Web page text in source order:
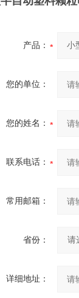
产品：
您的单位：
您的姓名：
联系电话：
常用邮箱：
省份：
详细地址：